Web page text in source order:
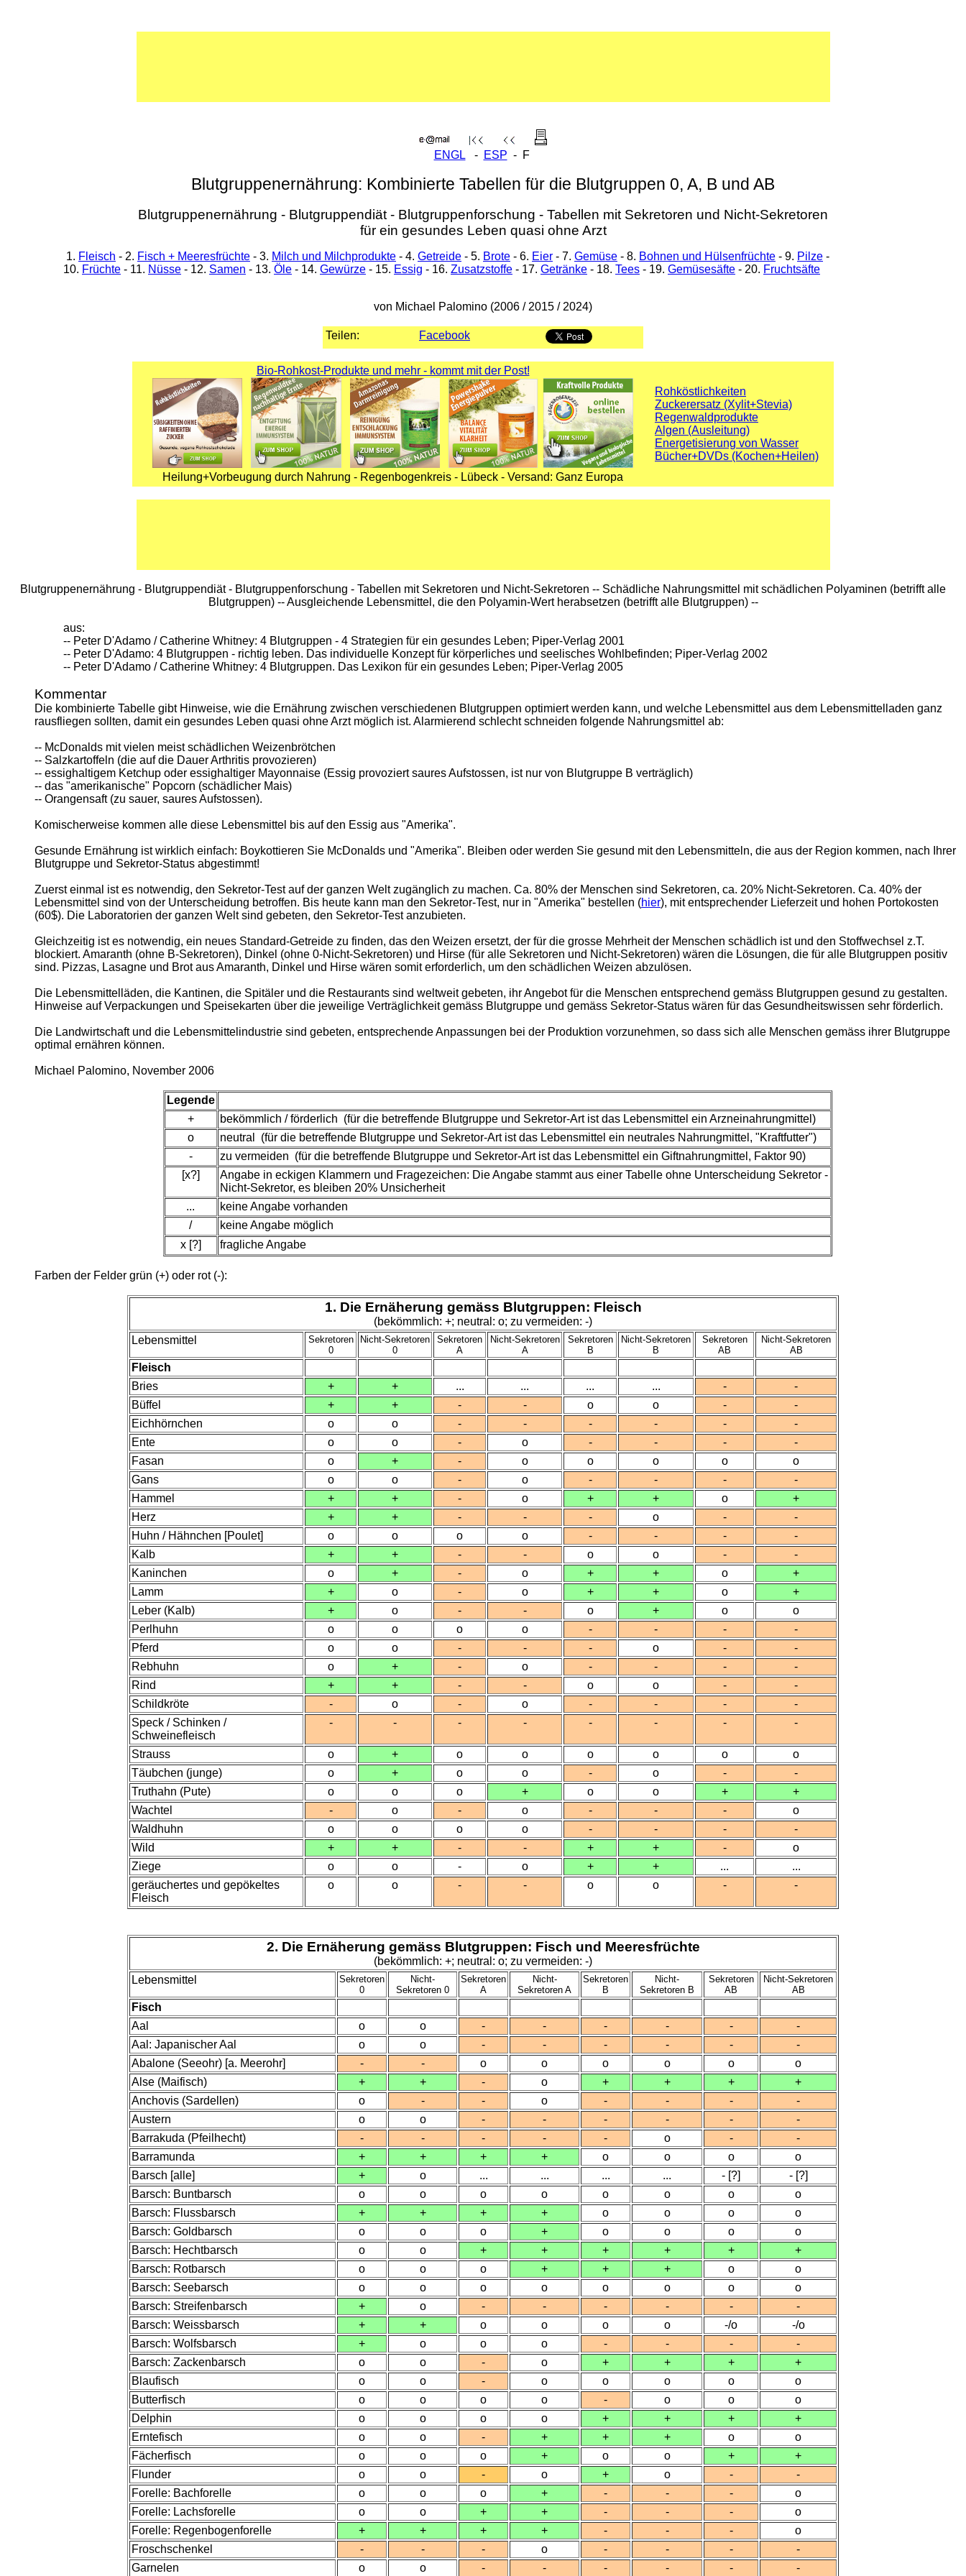
ENGL - ESP - F
Blutgruppenernährung: Kombinierte Tabellen für die Blutgruppen 0, A, B und AB
Blutgruppenernährung - Blutgruppendiät - Blutgruppenforschung - Tabellen mit Sekretoren und Nicht-Sekretoren
für ein gesundes Leben quasi ohne Arzt
1. Fleisch - 2. Fisch + Meeresfrüchte - 3. Milch und Milchprodukte - 4. Getreide - 5. Brote - 6. Eier - 7. Gemüse - 8. Bohnen und Hülsenfrüchte - 9. Pilze -
10. Früchte - 11. Nüsse - 12. Samen - 13. Öle - 14. Gewürze - 15. Essig - 16. Zusatzstoffe - 17. Getränke - 18. Tees - 19. Gemüsesäfte - 20. Fruchtsäfte
von Michael Palomino (2006 / 2015 / 2024)
Teilen: Facebook
Bio-Rohkost-Produkte und mehr - kommt mit der Post!
Heilung+Vorbeugung durch Nahrung - Regenbogenkreis - Lübeck - Versand: Ganz Europa
Rohköstlichkeiten
Zuckerersatz (Xylit+Stevia)
Regenwaldprodukte
Algen (Ausleitung)
Energetisierung von Wasser
Bücher+DVDs (Kochen+Heilen)
Blutgruppenernährung - Blutgruppendiät - Blutgruppenforschung - Tabellen mit Sekretoren und Nicht-Sekretoren -- Schädliche Nahrungsmittel mit schädlichen Polyaminen (betrifft alle
Blutgruppen) -- Ausgleichende Lebensmittel, die den Polyamin-Wert herabsetzen (betrifft alle Blutgruppen) --
aus:
-- Peter D'Adamo / Catherine Whitney: 4 Blutgruppen - 4 Strategien für ein gesundes Leben; Piper-Verlag 2001
-- Peter D'Adamo: 4 Blutgruppen - richtig leben. Das individuelle Konzept für körperliches und seelisches Wohlbefinden; Piper-Verlag 2002
-- Peter D'Adamo / Catherine Whitney: 4 Blutgruppen. Das Lexikon für ein gesundes Leben; Piper-Verlag 2005
Kommentar
Die kombinierte Tabelle gibt Hinweise, wie die Ernährung zwischen verschiedenen Blutgruppen optimiert werden kann, und welche Lebensmittel aus dem Lebensmittelladen ganz
rausfliegen sollten, damit ein gesundes Leben quasi ohne Arzt möglich ist. Alarmierend schlecht schneiden folgende Nahrungsmittel ab:
-- McDonalds mit vielen meist schädlichen Weizenbrötchen
-- Salzkartoffeln (die auf die Dauer Arthritis provozieren)
-- essighaltigem Ketchup oder essighaltiger Mayonnaise (Essig provoziert saures Aufstossen, ist nur von Blutgruppe B verträglich)
-- das "amerikanische" Popcorn (schädlicher Mais)
-- Orangensaft (zu sauer, saures Aufstossen).
Komischerweise kommen alle diese Lebensmittel bis auf den Essig aus "Amerika".
Gesunde Ernährung ist wirklich einfach: Boykottieren Sie McDonalds und "Amerika". Bleiben oder werden Sie gesund mit den Lebensmitteln, die aus der Region kommen, nach Ihrer
Blutgruppe und Sekretor-Status abgestimmt!
Zuerst einmal ist es notwendig, den Sekretor-Test auf der ganzen Welt zugänglich zu machen. Ca. 80% der Menschen sind Sekretoren, ca. 20% Nicht-Sekretoren. Ca. 40% der
Lebensmittel sind von der Unterscheidung betroffen. Bis heute kann man den Sekretor-Test, nur in "Amerika" bestellen (hier), mit entsprechender Lieferzeit und hohen Portokosten
(60$). Die Laboratorien der ganzen Welt sind gebeten, den Sekretor-Test anzubieten.
Gleichzeitig ist es notwendig, ein neues Standard-Getreide zu finden, das den Weizen ersetzt, der für die grosse Mehrheit der Menschen schädlich ist und den Stoffwechsel z.T.
blockiert. Amaranth (ohne B-Sekretoren), Dinkel (ohne 0-Nicht-Sekretoren) und Hirse (für alle Sekretoren und Nicht-Sekretoren) wären die Lösungen, die für alle Blutgruppen positiv
sind. Pizzas, Lasagne und Brot aus Amaranth, Dinkel und Hirse wären somit erforderlich, um den schädlichen Weizen abzulösen.
Die Lebensmittelläden, die Kantinen, die Spitäler und die Restaurants sind weltweit gebeten, ihr Angebot für die Menschen entsprechend gemäss Blutgruppen gesund zu gestalten.
Hinweise auf Verpackungen und Speisekarten über die jeweilige Verträglichkeit gemäss Blutgruppe und gemäss Sekretor-Status wären für das Gesundheitswissen sehr förderlich.
Die Landwirtschaft und die Lebensmittelindustrie sind gebeten, entsprechende Anpassungen bei der Produktion vorzunehmen, so dass sich alle Menschen gemäss ihrer Blutgruppe
optimal ernähren können.
Michael Palomino, November 2006
Legende
+
bekömmlich / förderlich (für die betreffende Blutgruppe und Sekretor-Art ist das Lebensmittel ein Arzneinahrungmittel)
o
neutral (für die betreffende Blutgruppe und Sekretor-Art ist das Lebensmittel ein neutrales Nahrungmittel, "Kraftfutter")
-
zu vermeiden (für die betreffende Blutgruppe und Sekretor-Art ist das Lebensmittel ein Giftnahrungmittel, Faktor 90)
[x?]
Angabe in eckigen Klammern und Fragezeichen: Die Angabe stammt aus einer Tabelle ohne Unterscheidung Sekretor -
Nicht-Sekretor, es bleiben 20% Unsicherheit
...
keine Angabe vorhanden
/
keine Angabe möglich
x [?]
fragliche Angabe
Farben der Felder grün (+) oder rot (-):
1. Die Ernäherung gemäss Blutgruppen: Fleisch
(bekömmlich: +; neutral: o; zu vermeiden: -)
Lebensmittel
Sekretoren
0
Nicht-Sekretoren
0
Sekretoren
A
Nicht-Sekretoren
A
Sekretoren
B
Nicht-Sekretoren
B
Sekretoren
AB
Nicht-Sekretoren
AB
Fleisch
Bries
+ + ... ... ... ... -
-
Büffel
+ + - - o o -
-
Eichhörnchen
o o - - - - -
-
Ente
o o - o - - -
-
Fasan
o + - o o o o
o
Gans
o o - o - - -
-
Hammel
+ + - o + + o
+
Herz
+ + - - - o -
-
Huhn / Hähnchen [Poulet]
o o o o - - -
-
Kalb
+ + - - o o -
-
Kaninchen
o + - o + + o
+
Lamm
+ o - o + + o
+
Leber (Kalb)
+ o - - o + o
o
Perlhuhn
o o o o - - -
-
Pferd
o o - - - o -
-
Rebhuhn
o + - o - - -
-
Rind
+ + - - o o -
-
Schildkröte
- o - o - - -
-
Speck / Schinken /
Schweinefleisch
- - - - - - - -
Strauss o + o o o o o
o
Täubchen (junge)
o + o o - o -
-
Truthahn (Pute)
o o o + o o +
+
Wachtel
- o - o - - -
o
Waldhuhn
o o o o - - -
-
Wild
+ + - - + + -
o
Ziege
o o - o + + ...
...
geräuchertes und gepökeltes
Fleisch
o o - - o o - -
2. Die Ernäherung gemäss Blutgruppen: Fisch und Meeresfrüchte
(bekömmlich: +; neutral: o; zu vermeiden: -)
Lebensmittel
Sekretoren
0
Nicht-
Sekretoren 0
Sekretoren
A
Nicht-
Sekretoren A
Sekretoren
B
Nicht-
Sekretoren B
Sekretoren
AB
Nicht-Sekretoren
AB
Fisch
Aal
o o - - - - -
-
Aal: Japanischer Aal
o o - - - - -
-
Abalone (Seeohr) [a. Meerohr]
- - o o o o o
o
Alse (Maifisch)
+ + - o + + +
+
Anchovis (Sardellen)
o - - o - - -
-
Austern
o o - - - - -
-
Barrakuda (Pfeilhecht)
- - - - - o -
-
Barramunda
+ + + + o o o
o
Barsch [alle]
+ o ... ... ... ... - [?]
- [?]
Barsch: Buntbarsch
o o o o o o o
o
Barsch: Flussbarsch
+ + + + o o o
o
Barsch: Goldbarsch
o o o + o o o
o
Barsch: Hechtbarsch
o o + + + + +
+
Barsch: Rotbarsch
o o o + + + o
o
Barsch: Seebarsch
o o o o o o o
o
Barsch: Streifenbarsch
+ o - - - - -
-
Barsch: Weissbarsch
+ + o o o o -/o
-/o
Barsch: Wolfsbarsch
+ o o o - - -
-
Barsch: Zackenbarsch
o o - o + + +
+
Blaufisch
o o - o o o o
o
Butterfisch
o o o o - o o
o
Delphin
o o o o + + +
+
Erntefisch
o o - + + + o
o
Fächerfisch
o o o + o o +
+
Flunder
o o - o + o -
-
Forelle: Bachforelle
o o o + - - -
o
Forelle: Lachsforelle
o o + + - - -
o
Forelle: Regenbogenforelle
+ + + + - - -
o
Froschschenkel
- - - o - - -
-
Garnelen
o o - - - - - -